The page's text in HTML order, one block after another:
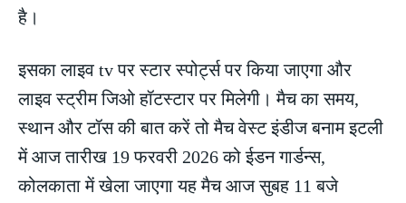
है।
इसका लाइव tv पर स्टार स्पोर्ट्स पर किया जाएगा और
लाइव स्ट्रीम जिओ हॉटस्टार पर मिलेगी। मैच का समय,
स्थान और टॉस की बात करें तो मैच वेस्ट इंडीज बनाम इटली
में आज तारीख 19 फरवरी 2026 को ईडन गार्डन्स,
कोलकाता में खेला जाएगा यह मैच आज सुबह 11 बजे